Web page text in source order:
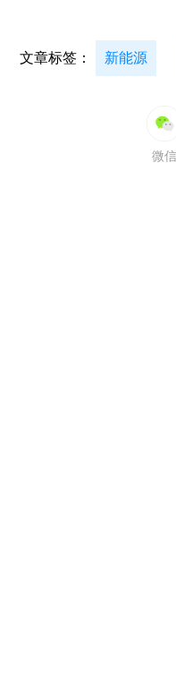
文章标签： 新能源
微信